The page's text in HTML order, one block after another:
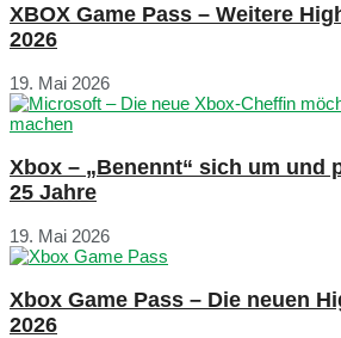
XBOX Game Pass – Weitere
2026
19. Mai 2026
Xbox – „Benennt“ sich um und
25 Jahre
19. Mai 2026
Xbox Game Pass – Die neuen
2026